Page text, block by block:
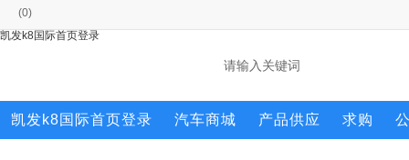
(0)
凯发k8国际首页登录
凯发k8国际首页登录 汽车商城 产品供应 求购